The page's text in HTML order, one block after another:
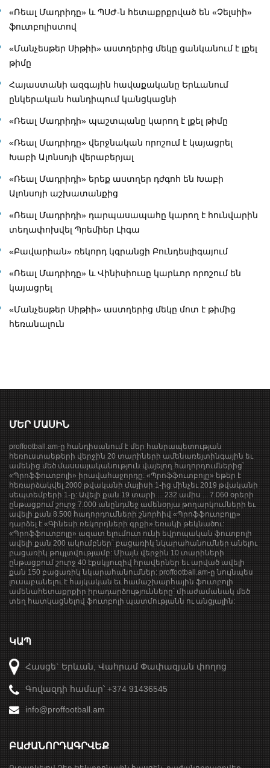
«Ռեալ Մադրիդը» և ՊՍԺ-ն հետաքրքրված են «Չելսիի»
ֆուտբոլիստով
«Մանչեսթեր Սիթիի» աստղերից մեկը ցանկանում է լքել
թիմը
Հայաստանի ազգային հավաքականը Երևանում
ընկերական հանդիպում կանցկացնի
«Ռեալ Մադրիդի» պաշտպանը կարող է լքել թիմը
«Ռեալ Մադրիդը» վերջնական որոշում է կայացրել
Խաբի Ալոնսոյի վերաբերյալ
«Ռեալ Մադրիդի» երեք աստղեր դժգոհ են Խաբի
Ալոնսոյի աշխատանքից
«Ռեալ Մադրիդի» դարպասապահը կարող է հունվարին
տեղափոխվել Պրեմիեր Լիգա
«Բավարիան» ռեկորդ կգրանցի Բունդեսլիգայում
«Ռեալ Մադրիդը» և Վինիսիուսը կարևոր որոշում են
կայացրել
«Մանչեսթեր Սիթիի» աստղերից մեկը մոտ է թիմից
հեռանալուն
ՄԵՐ ՄԱՍԻՆ
proffootball.am-ը հանդիսանում է մեր հանրապետության
հեռուստաեթերի վերջին 20 տարիների ամենառեյտինգային եւ
ամենից մեծ մասսայականություն վայելող հաղորդումներից՝
«Պրոֆֆուտբոլի» իրավահաջորդը: «Պրոֆֆուտբոլը» եթեր է
հեռարձակվել 2000 թվականի մայիսի 1-ից մինչեւ 2019 թվականի
սեպտեմբերի 1-ը: Ավելի քան 19 տարի ... 232 ամիս ... 7.060 օրերի
ընթացքում շուրջ 7.000 անընդմեջ ամենօրյա թողարկումների եւ
ավելի քան 8.500 հաղորդումների շնորհիվ «Պրոֆֆուտբոլը»
դարձել է «Գինեսի ռեկորդների գրքի» եռակի թեկնածու:
«Պրոֆֆուտբոլը» ազատ ելումուտ ունի եվրոպական ֆուտբոլի
ավելի քան 200 ակումբներ` բացառիկ նկարահանումներ անելու
բացառիկ թույլտվությամբ: Միայն վերջին 10 տարիների
ընթացքում շուրջ 40 էքսկլյուզիվ հրավերներ եւ արված ավելի
քան 150 բացառիկ նկարահանումներ: proffootball.am-ը նույնպես
լուսաբանելու է հայկական եւ համաշխարհային ֆուտբոլի
ամենահետաքրքիր իրադարձությունները՝ միաժամանակ մեծ
տեղ հատկացնելով ֆուտբոլի պատմությանն ու անցյալին:
ԿԱՊ
Հասցե` Երևան, Վահրամ Փափազյան փողոց
Գովազդի համար՝ +374 91436545
info@proffootball.am
ԲԱԺԱՆՈՐԴԱԳՐՎԵՔ